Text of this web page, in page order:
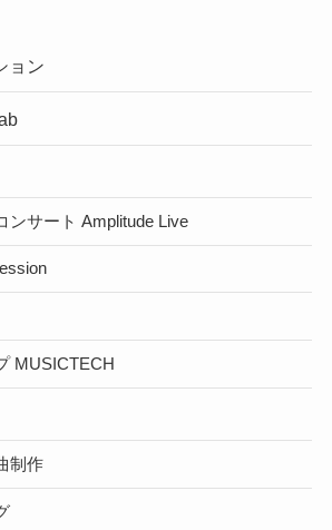
ョン
ンサート Amplitude Live
MUSICTECH
制作